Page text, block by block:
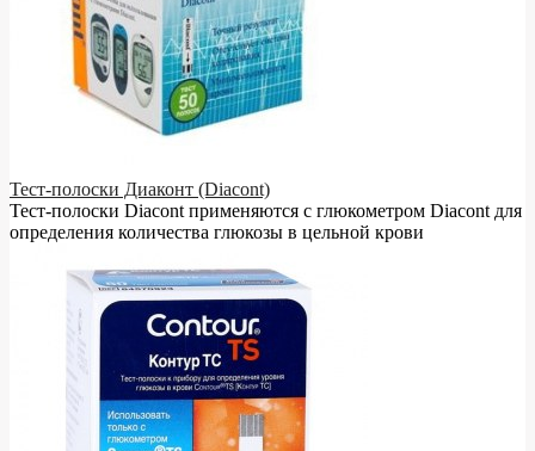
Тест-полоски Диаконт (Diacont)
Тест-полоски Diacont применяются с глюкометром Diacont для
определения количества глюкозы в цельной крови